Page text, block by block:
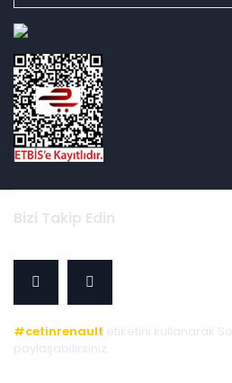
Bizi Takip Edin
#cetinrenault etiketini kullanarak
paylaşabilirsiniz.